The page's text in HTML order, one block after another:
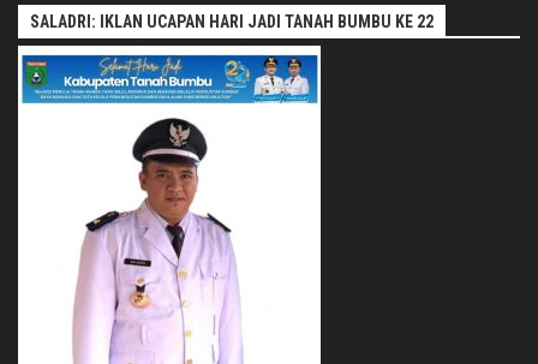
SALADRI: IKLAN UCAPAN HARI JADI TANAH BUMBU KE 22